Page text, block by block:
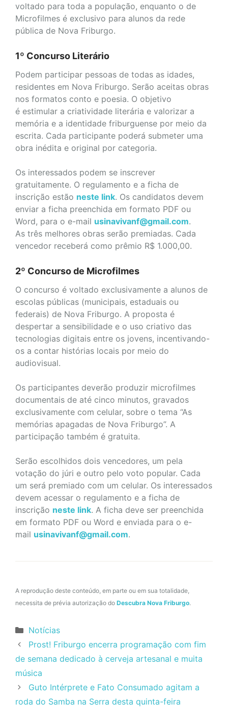
voltado para toda a população, enquanto o de
Microfilmes é exclusivo para alunos da rede
pública de Nova Friburgo.
1º Concurso Literário
Podem participar pessoas de todas as idades,
residentes em Nova Friburgo. Serão aceitas obras
nos formatos conto e poesia. O objetivo
é estimular a criatividade literária e valorizar a
memória e a identidade friburguense por meio da
escrita. Cada participante poderá submeter uma
obra inédita e original por categoria.
Os interessados podem se inscrever
gratuitamente. O regulamento e a ficha de
inscrição estão neste link. Os candidatos devem
enviar a ficha preenchida em formato PDF ou
Word, para o e-mail usinavivanf@gmail.com.
As três melhores obras serão premiadas. Cada
vencedor receberá como prêmio R$ 1.000,00.
2º Concurso de Microfilmes
O concurso é voltado exclusivamente a alunos de
escolas públicas (municipais, estaduais ou
federais) de Nova Friburgo. A proposta é
despertar a sensibilidade e o uso criativo das
tecnologias digitais entre os jovens, incentivando-
os a contar histórias locais por meio do
audiovisual.
Os participantes deverão produzir microfilmes
documentais de até cinco minutos, gravados
exclusivamente com celular, sobre o tema “As
memórias apagadas de Nova Friburgo”. A
participação também é gratuita.
Serão escolhidos dois vencedores, um pela
votação do júri e outro pelo voto popular. Cada
um será premiado com um celular. Os interessados
devem acessar o regulamento e a ficha de
inscrição neste link. A ficha deve ser preenchida
em formato PDF ou Word e enviada para o e-
mail usinavivanf@gmail.com.
A reprodução deste conteúdo, em parte ou em sua totalidade,
necessita de prévia autorização do Descubra Nova Friburgo.
Categorias
Notícias
Prost! Friburgo encerra programação com fim
de semana dedicado à cerveja artesanal e muita
música
Guto Intérprete e Fato Consumado agitam a
roda do Samba na Serra desta quinta-feira